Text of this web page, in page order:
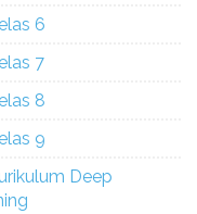
6
7
8
9
Deep